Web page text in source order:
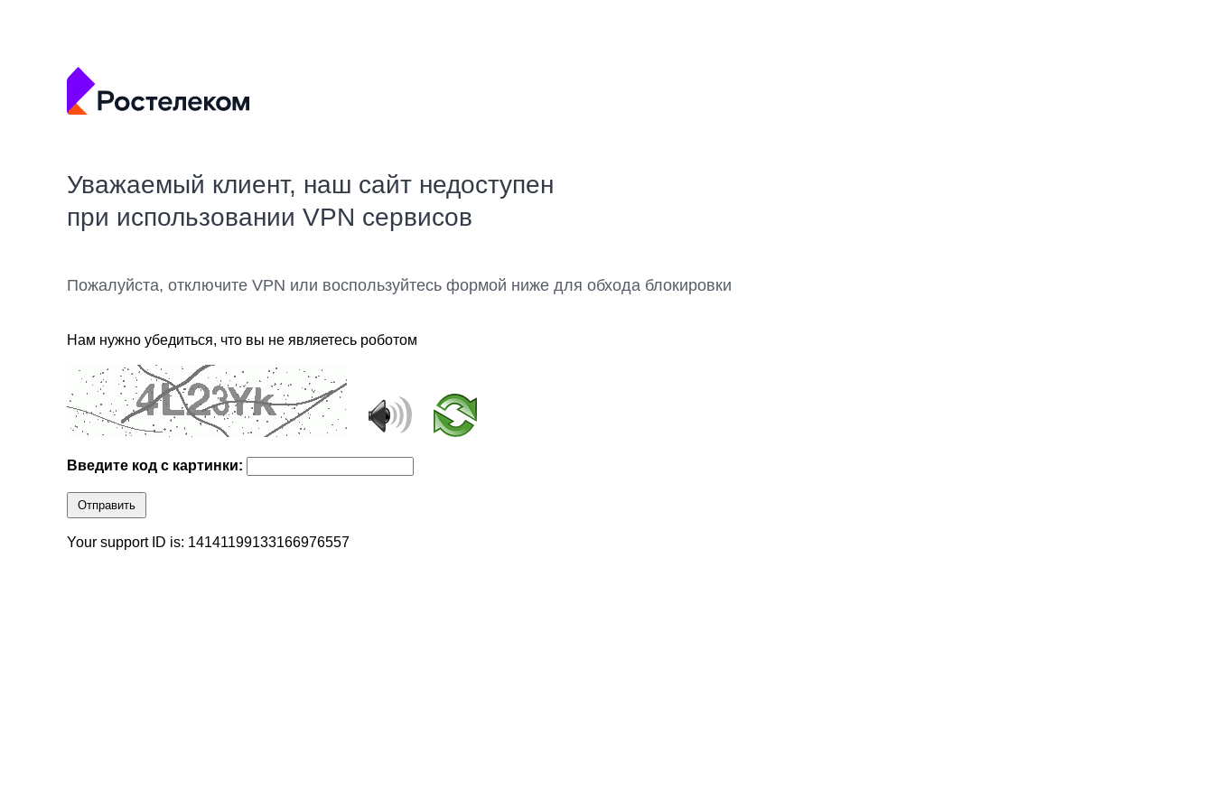
Уважаемый клиент, наш сайт недоступен
при использовании VPN сервисов
Пожалуйста, отключите VPN или воспользуйтесь формой ниже для обхода блокировки
Нам нужно убедиться, что вы не являетесь роботом
Введите код с картинки:
Отправить
Your support ID is: 14141199133166976557